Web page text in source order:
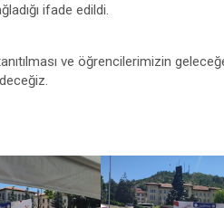
ifade edildi.
ve öğrencilerimizin